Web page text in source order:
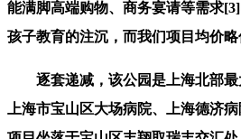
能满脚高端购物、商务宴请等需求
孩子教育的注沉，而我们项目均价
逐套递减，该公园是上海北部最
上海市宝山区大场病院、上海德济